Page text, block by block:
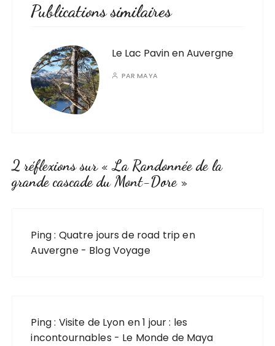
Publications similaires
Le Lac Pavin en Auvergne
PARMAYA
2 réflexions sur «La Randonnée de la
grande cascade du Mont-Dore»
Ping : Quatre jours de road trip en
Auvergne - Blog Voyage
Ping : Visite de Lyon en 1 jour : les
incontournables - Le Monde de Maya